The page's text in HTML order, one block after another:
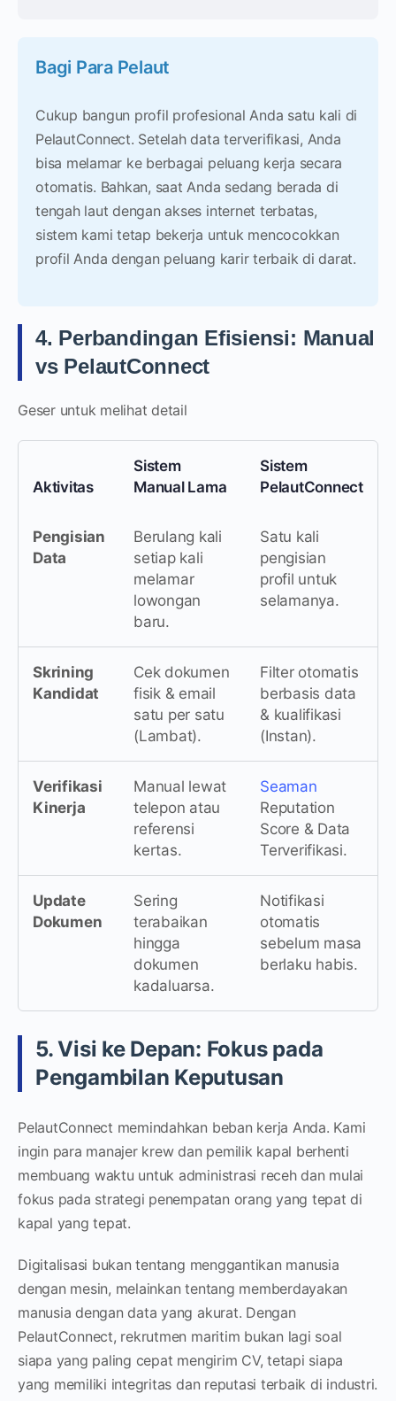
Bagi Para Pelaut
Cukup bangun profil profesional Anda satu kali di
PelautConnect. Setelah data terverifikasi, Anda
bisa melamar ke berbagai peluang kerja secara
otomatis. Bahkan, saat Anda sedang berada di
tengah laut dengan akses internet terbatas,
sistem kami tetap bekerja untuk mencocokkan
profil Anda dengan peluang karir terbaik di darat.
4. Perbandingan Efisiensi: Manual
vs PelautConnect
Geser untuk melihat detail
Aktivitas
Sistem
Manual Lama
Sistem
PelautConnect
Pengisian
Data
Berulang kali
setiap kali
melamar
lowongan
baru.
Satu kali
pengisian
profil untuk
selamanya.
Skrining
Kandidat
Cek dokumen
fisik & email
satu per satu
(Lambat).
Filter otomatis
berbasis data
& kualifikasi
(Instan).
Verifikasi
Kinerja
Manual lewat
telepon atau
referensi
kertas.
Seaman
Reputation
Score & Data
Terverifikasi.
Update
Dokumen
Sering
terabaikan
hingga
dokumen
kadaluarsa.
Notifikasi
otomatis
sebelum masa
berlaku habis.
5. Visi ke Depan: Fokus pada
Pengambilan Keputusan
PelautConnect memindahkan beban kerja Anda. Kami
ingin para manajer krew dan pemilik kapal berhenti
membuang waktu untuk administrasi receh dan mulai
fokus pada strategi penempatan orang yang tepat di
kapal yang tepat.
Digitalisasi bukan tentang menggantikan manusia
dengan mesin, melainkan tentang memberdayakan
manusia dengan data yang akurat. Dengan
PelautConnect, rekrutmen maritim bukan lagi soal
siapa yang paling cepat mengirim CV, tetapi siapa
yang memiliki integritas dan reputasi terbaik di industri.